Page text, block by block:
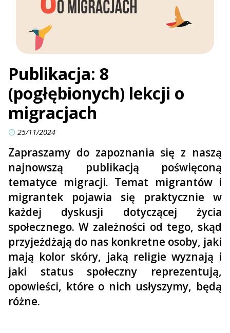
Publikacja: 8
(pogłębionych) lekcji o
migracjach
25/11/2024
Zapraszamy do zapoznania się z naszą
najnowszą publikacją poświęconą
tematyce migracji. Temat migrantów i
migrantek pojawia się praktycznie w
każdej dyskusji dotyczącej życia
społecznego. W zależności od tego, skąd
przyjeżdżają do nas konkretne osoby, jaki
mają kolor skóry, jaką religie wyznają i
jaki status społeczny reprezentują,
opowieści, które o nich usłyszymy, będą
różne.